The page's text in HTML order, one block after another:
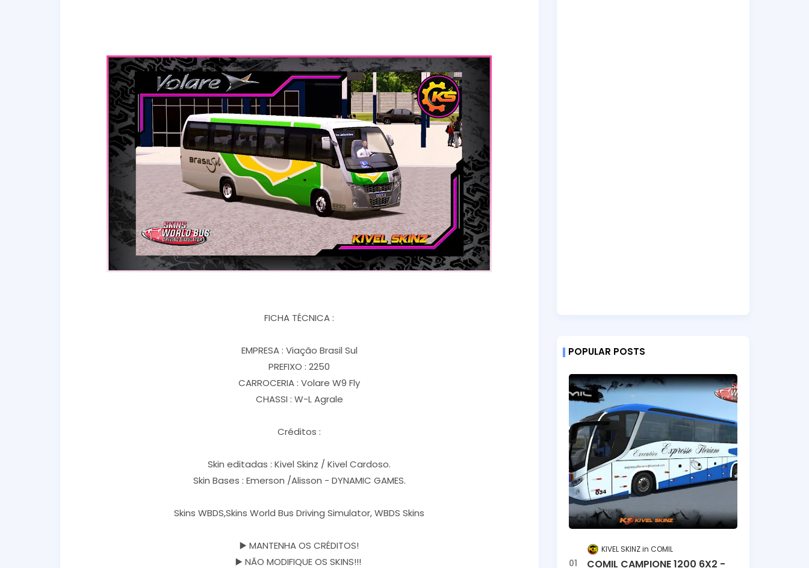
FICHA TÉCNICA :
EMPRESA : Viação Brasil Sul
PREFIXO : 2250
CARROCERIA : Volare W9 Fly
CHASSI : W-L Agrale
Créditos :
Skin editadas : Kivel Skinz / Kivel Cardoso.
Skin Bases : Emerson /Alisson - DYNAMIC GAMES.
Skins WBDS,Skins World Bus Driving Simulator, WBDS Skins
▶️ MANTENHA OS CRÉDITOS!
▶️ NÃO MODIFIQUE OS SKINS!!!
POPULAR POSTS
KIVEL SKINZ COMIL
COMIL CAMPIONE 1200 6X2 -